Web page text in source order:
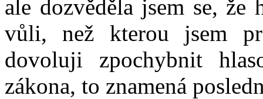
ale dozvěděla jsem se,
vůli, než kterou jsem
dovoluji zpochybnit
zákona, to znamená